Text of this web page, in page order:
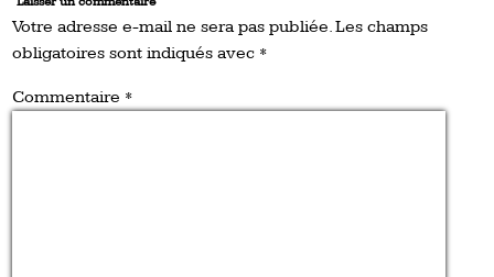
Votre adresse e-mail ne sera pas publiée.Les champs
obligatoires sont indiqués avec *
Commentaire *